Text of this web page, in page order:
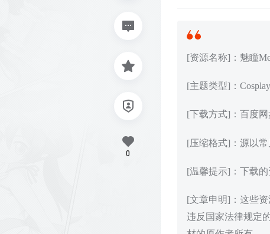
[资源名称]：魅瞳
[主题类型]：
[下载方式]：百度
[压缩格式]：源以
[温馨提示]：下载
[文章申明]：这些
违反国家法律规定
0